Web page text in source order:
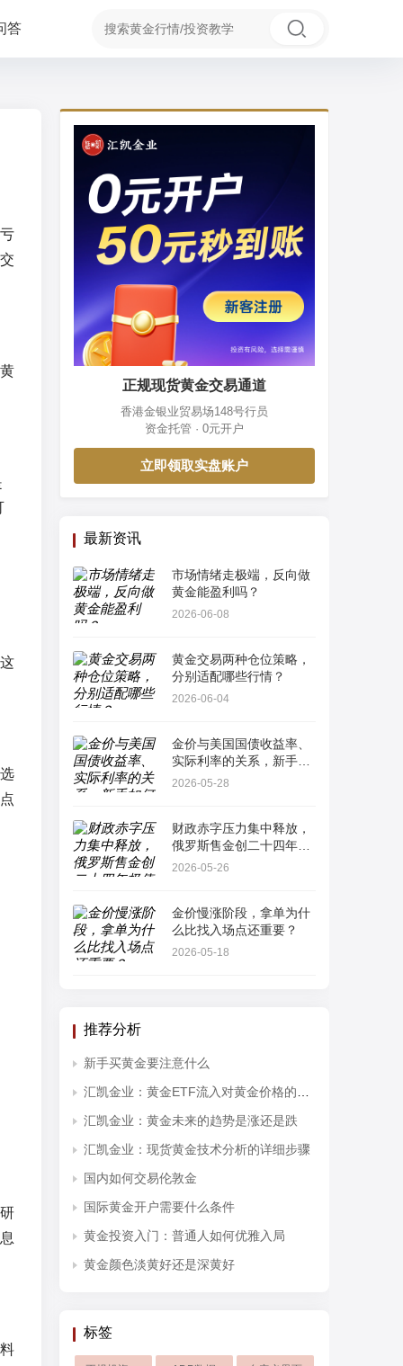
答
正规现货黄金交易通道
香港金银业贸易场148号行员
资金托管 · 0元开户
立即领取实盘账户
最新资讯
市场情绪走极端，反向做
黄金能盈利吗？
2026-06-08
黄金交易两种仓位策略，
分别适配哪些行情？
2026-06-04
金价与美国国债收益率、
实际利率的关系，新手如
何看懂最简单指标？
2026-05-28
财政赤字压力集中释放，
俄罗斯售金创二十四年极
值
2026-05-26
金价慢涨阶段，拿单为什
么比找入场点还重要？
2026-05-18
推荐分析
新手买黄金要注意什么
汇凯金业：黄金ETF流入对黄金价格的影响分析
汇凯金业：黄金未来的趋势是涨还是跌
汇凯金业：现货黄金技术分析的详细步骤
国内如何交易伦敦金
国际黄金开户需要什么条件
黄金投资入门：普通人如何优雅入局
黄金颜色淡黄好还是深黄好
标签